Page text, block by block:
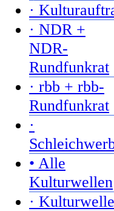
·
· NDR +
NDR-
Rundfunkrat
· rbb + rbb-
Rundfunkrat
·
• Alle
Kulturwellen
·